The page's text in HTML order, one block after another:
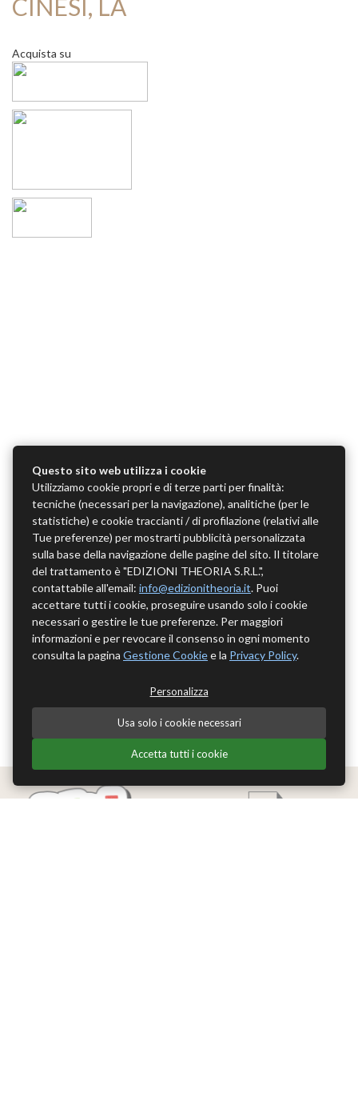
CINESI, LA
Acquista su
Questo sito web utilizza i cookie
Utilizziamo cookie propri e di terze parti per finalità:
tecniche (necessari per la navigazione), analitiche (per le
statistiche) e cookie traccianti / di profilazione (relativi alle
Tue preferenze) per mostrarti pubblicità personalizzata
sulla base della navigazione delle pagine del sito. Il titolare
del trattamento è "EDIZIONI THEORIA S.R.L.",
contattabile all'email: info@edizionitheoria.it. Puoi
accettare tutti i cookie, proseguire usando solo i cookie
necessari o gestire le tue preferenze. Per maggiori
informazioni e per revocare il consenso in ogni momento
consulta la pagina Gestione Cookiee la Privacy Policy.
Personalizza
Usa solo i cookie necessari
Accetta tutti i cookie